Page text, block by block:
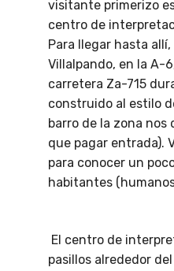
visitante primerizo
centro de
Para llegar hasta
Villalpando, en la A-
carretera Za-715
construido al estilo
barro de la zona nos
que pagar entrada).
para conocer un
habitantes
El centro de
pasillos alrededor